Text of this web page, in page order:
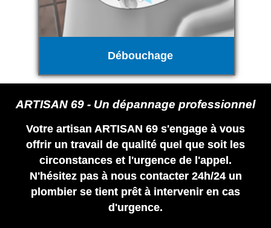
Débouchage
ARTISAN 69 - Un dépannage professionnel
Votre artisan ARTISAN 69 s'engage à vous
offrir un travail de qualité quel que soit les
circonstances et l'urgence de l'appel.
N'hésitez pas à nous contacter 24h/24 un
plombier se tient prêt à intervenir en cas
d'urgence.